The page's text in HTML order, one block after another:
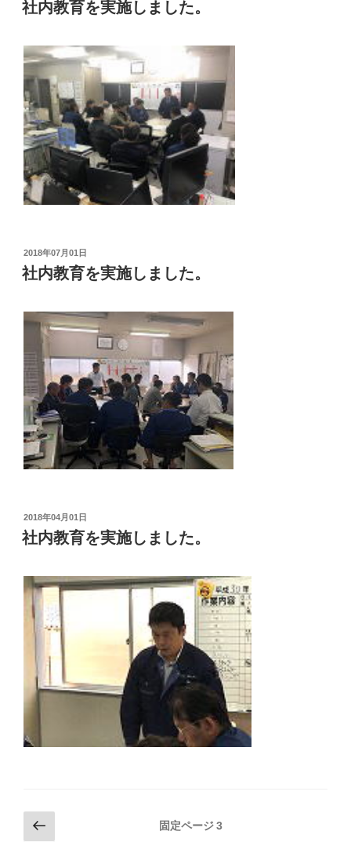
日:
社内教育を実施しました。
投
稿
日:
2018年07月01日
社内教育を実施しました。
投
稿
日:
2018年04月01日
社内教育を実施しました。
投 前
固定ページ3